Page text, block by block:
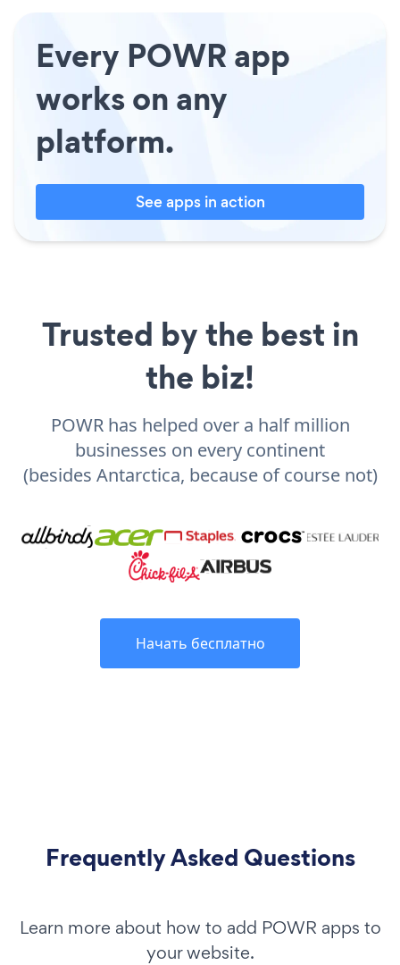
Every POWR app
works on any
platform.
See apps in action
Trusted by the best in
the biz!
POWR has helped over a half million
businesses on every continent
(besides Antarctica, because of course not)
Начать бесплатно
Frequently Asked Questions
Learn more about how to add POWR apps to
your website.